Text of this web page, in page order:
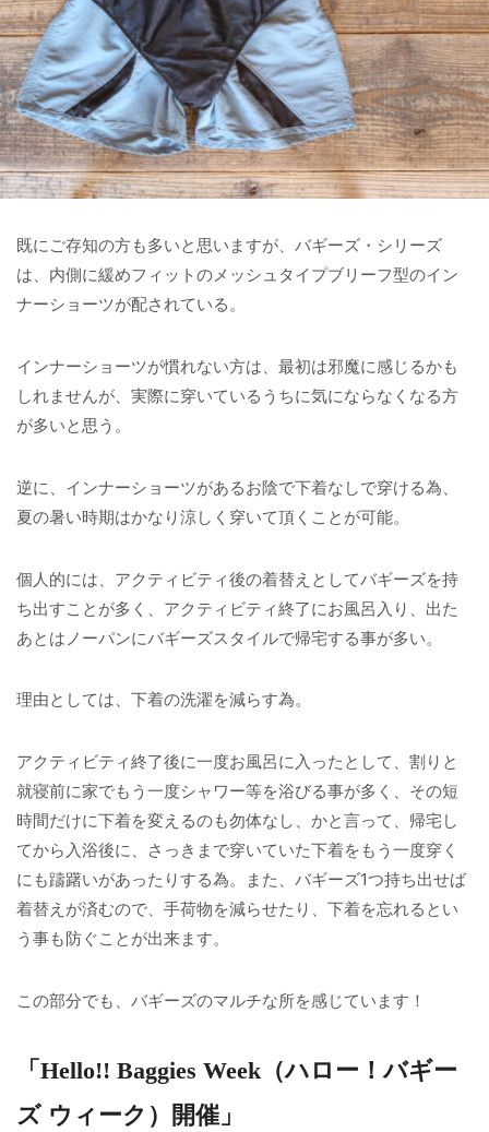
既にご存知の方も多いと思いますが、バギーズ・シリーズ
は、内側に緩めフィットのメッシュタイプブリーフ型のイン
ナーショーツが配されている。
インナーショーツが慣れない方は、最初は邪魔に感じるかも
しれませんが、実際に穿いているうちに気にならなくなる方
が多いと思う。
逆に、インナーショーツがあるお陰で下着なしで穿ける為、
夏の暑い時期はかなり涼しく穿いて頂くことが可能。
個人的には、アクティビティ後の着替えとしてバギーズを持
ち出すことが多く、アクティビティ終了にお風呂入り、出た
あとはノーパンにバギーズスタイルで帰宅する事が多い。
理由としては、下着の洗濯を減らす為。
アクティビティ終了後に一度お風呂に入ったとして、割りと
就寝前に家でもう一度シャワー等を浴びる事が多く、その短
時間だけに下着を変えるのも勿体なし、かと言って、帰宅し
てから入浴後に、さっきまで穿いていた下着をもう一度穿く
にも躊躇いがあったりする為。また、バギーズ1つ持ち出せば
着替えが済むので、手荷物を減らせたり、下着を忘れるとい
う事も防ぐことが出来ます。
この部分でも、バギーズのマルチな所を感じています！
「Hello!! Baggies Week（ハロー！バギー
ズ ウィーク）開催」